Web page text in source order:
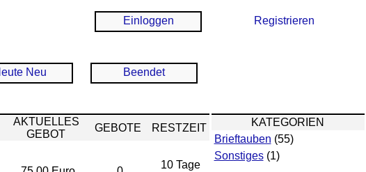
Einloggen Registrieren
Neu Beendet
AKTUELLES
GEBOT
GEBOTE RESTZEIT
10 Tage
KATEGORIEN
Brieftauben (55)
Sonstiges (1)